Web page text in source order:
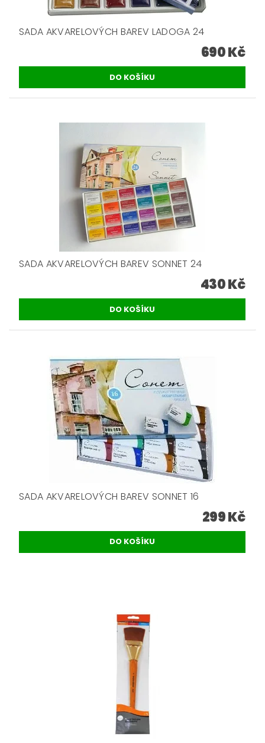
SADA AKVARELOVÝCH BAREV LADOGA 24
690 Kč
SADA AKVARELOVÝCH BAREV SONNET 24
430 Kč
SADA AKVARELOVÝCH BAREV SONNET 16
299 Kč